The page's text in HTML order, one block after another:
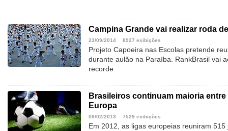
Campina Grande vai realizar roda
23/09/2014 8927 exibições
Projeto Capoeira nas Escolas pretende
durante aulão na Paraíba. RankBrasil vai
recorde
Brasileiros continuam maioria
Europa
09/02/2013 7529 exibições
Em 2012, as ligas europeias reuniram